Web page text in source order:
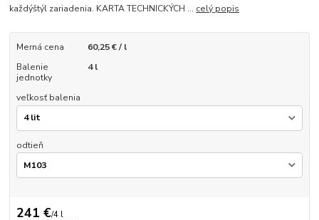
každýštýl zariadenia. KARTA TECHNICKÝCH ... celý popis
Merná cena
60,25 € / l
Balenie
jednotky
4 l
veľkosť balenia
odtieň
241 €/4 l